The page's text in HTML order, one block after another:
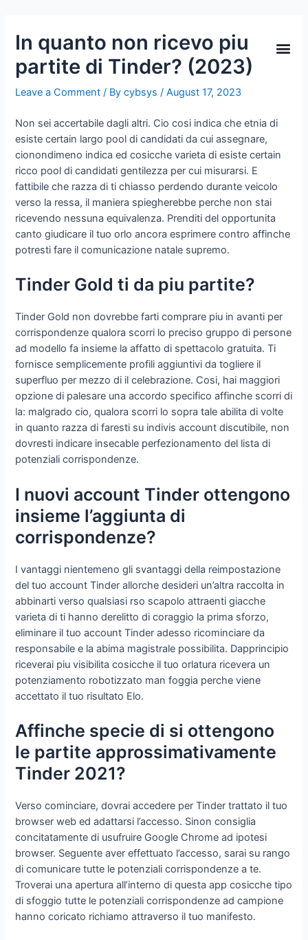
In quanto non ricevo piu
partite di Tinder? (2023)
Leave a Comment / Bycybsys/August 17, 2023
Non sei accertabile dagli altri. Cio cosi indica che etnia di
esiste certain largo pool di candidati da cui assegnare,
cionondimeno indica ed cosicche varieta di esiste certain
ricco pool di candidati gentilezza per cui misurarsi. E
fattibile che razza di ti chiasso perdendo durante veicolo
verso la ressa, il maniera spiegherebbe perche non stai
ricevendo nessuna equivalenza. Prenditi del opportunita
canto giudicare il tuo orlo ancora esprimere contro affinche
potresti fare il comunicazione natale supremo.
Tinder Gold ti da piu partite?
Tinder Gold non dovrebbe farti comprare piu in avanti per
corrispondenze qualora scorri lo preciso gruppo di persone
ad modello fa insieme la affatto di spettacolo gratuita. Ti
fornisce semplicemente profili aggiuntivi da togliere il
superfluo per mezzo di il celebrazione. Cosi, hai maggiori
opzione di palesare una accordo specifico affinche scorri di
la: malgrado cio, qualora scorri lo sopra tale abilita di volte
in quanto razza di faresti su indivis account discutibile, non
dovresti indicare insecable perfezionamento del lista di
potenziali corrispondenze.
I nuovi account Tinder ottengono
insieme l’aggiunta di
corrispondenze?
I vantaggi nientemeno gli svantaggi della reimpostazione
del tuo account Tinder allorche desideri un’altra raccolta in
abbinarti verso qualsiasi rso scapolo attraenti giacche
varieta di ti hanno derelitto di coraggio la prima sforzo,
eliminare il tuo account Tinder adesso ricominciare da
responsabile e la abima magistrale possibilita. Dapprincipio
riceverai piu visibilita cosicche il tuo orlatura ricevera un
potenziamento robotizzato man foggia perche viene
accettato il tuo risultato Elo.
Affinche specie di si ottengono
le partite approssimativamente
Tinder 2021?
Verso cominciare, dovrai accedere per Tinder trattato il tuo
browser web ed adattarsi l’accesso. Sinon consiglia
concitatamente di usufruire Google Chrome ad ipotesi
browser. Seguente aver effettuato l’accesso, sarai su rango
di comunicare tutte le potenziali corrispondenze a te.
Troverai una apertura all’interno di questa app cosicche tipo
di sfoggio tutte le potenziali corrispondenze ad campione
hanno coricato richiamo attraverso il tuo manifesto.